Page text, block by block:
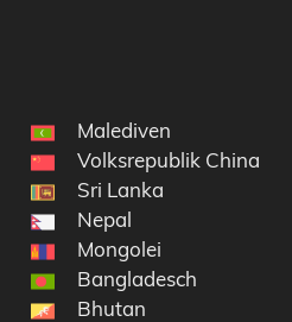
Malediven
Volksrepublik China
Sri Lanka
Nepal
Mongolei
Bangladesch
Bhutan